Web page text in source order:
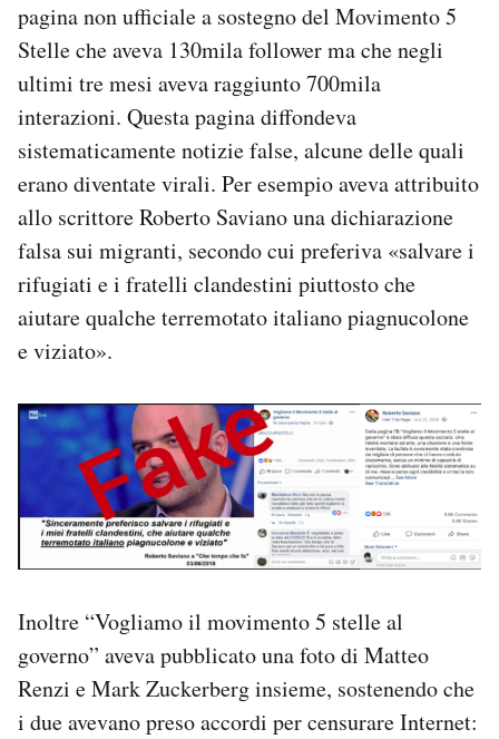
pagina non ufficiale a sostegno del Movimento 5
Stelle che aveva 130mila follower ma che negli
ultimi tre mesi aveva raggiunto 700mila
interazioni. Questa pagina diffondeva
sistematicamente notizie false, alcune delle quali
erano diventate virali. Per esempio aveva attribuito
allo scrittore Roberto Saviano una dichiarazione
falsa sui migranti, secondo cui preferiva «salvare i
rifugiati e i fratelli clandestini piuttosto che
aiutare qualche terremotato italiano piagnucolone
e viziato».
Inoltre “Vogliamo il movimento 5 stelle al
governo” aveva pubblicato una foto di Matteo
Renzi e Mark Zuckerberg insieme, sostenendo che
i due avevano preso accordi per censurare Internet: